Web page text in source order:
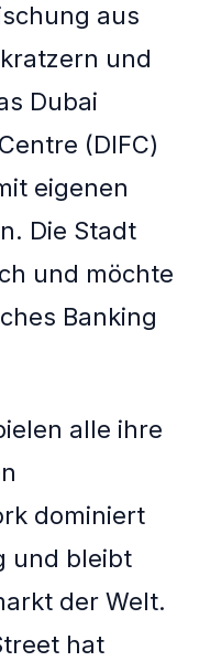
aus
und
Dubai
(DIFC)
eigenen
Die Stadt
und möchte
Banking
alle ihre
dominiert
und bleibt
der Welt.
hat